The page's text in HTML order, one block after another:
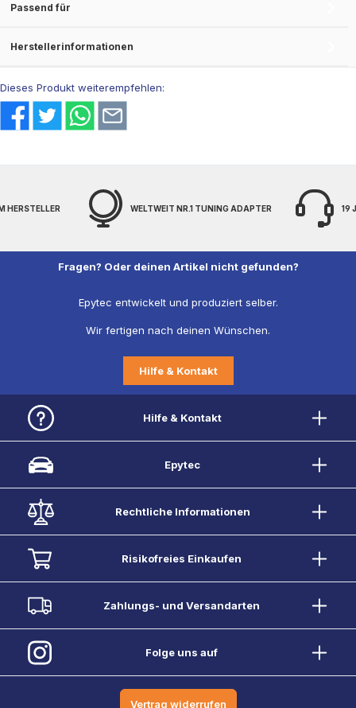
Passend für
Herstellerinformationen
Dieses Produkt weiterempfehlen:
HERSTELLER WELTWEIT NR.1 TUNING ADAPTER 19
Fragen? Oder deinen Artikel nicht gefunden?
Epytec entwickelt und produziert selber.
Wir fertigen nach deinen Wünschen.
Hilfe & Kontakt
Hilfe & Kontakt
Epytec
Rechtliche Informationen
Risikofreies Einkaufen
Zahlungs- und Versandarten
Folge uns auf
Vertrag widerrufen